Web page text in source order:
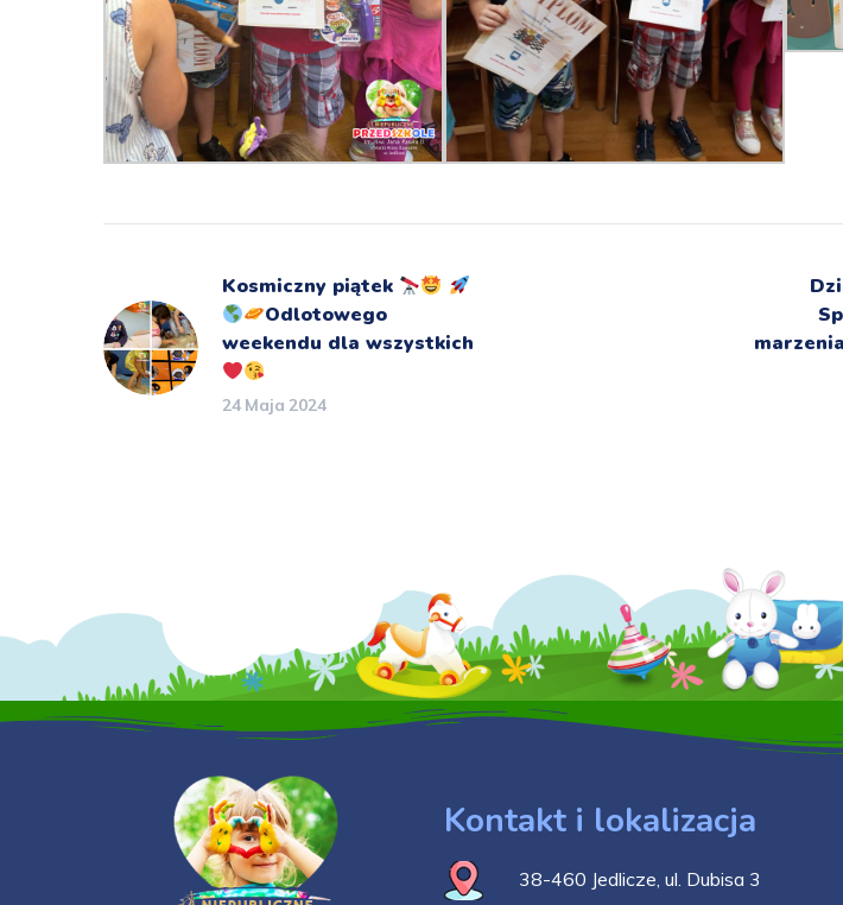
Kosmiczny piątek
Odlotowego
weekendu dla wszystkich
24 Maja 2024
Kontakt i lokalizacja
38-460 Jedlicze, ul. Dubisa 3